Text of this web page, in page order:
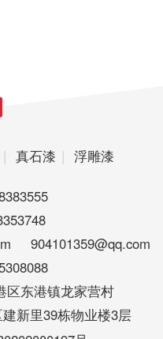
| 真石漆 | 浮雕漆
904101359@qq.com
区东港镇龙家营村
新里39栋物业楼3层